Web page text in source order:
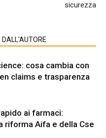
sicurezza
DALL'AUTORE
cosa cambia con
claims e trasparenza
ai farmaci:
riforma Aifa e della Cse